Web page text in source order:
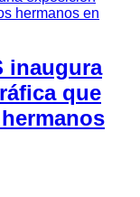
inaugura
que